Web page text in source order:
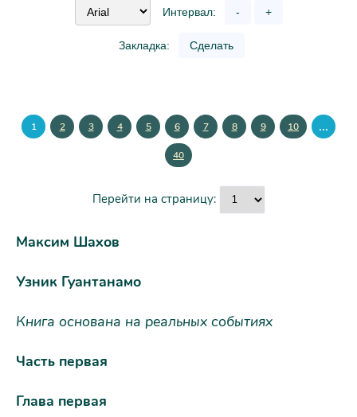
Интервал: - +
Закладка: Сделать
1 2 3 4 5 6 7 8 9 10 ...
40
Перейти на страницу:
Максим Шахов
Узник Гуантанамо
Книга основана на реальных событиях
Часть первая
Глава первая